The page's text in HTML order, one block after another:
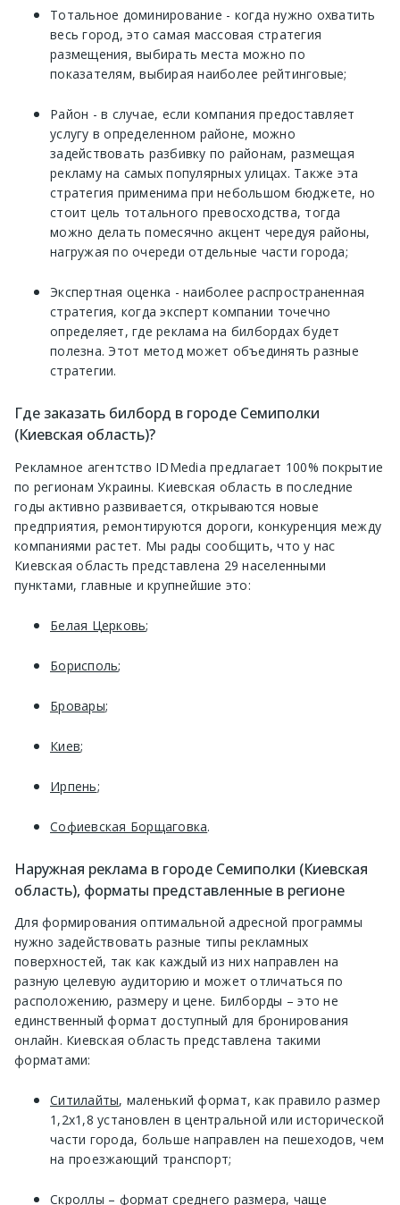
Тотальное доминирование - когда нужно охватить
весь город, это самая массовая стратегия
размещения, выбирать места можно по
показателям, выбирая наиболее рейтинговые;
Район - в случае, если компания предоставляет
услугу в определенном районе, можно
задействовать разбивку по районам, размещая
рекламу на самых популярных улицах. Также эта
стратегия применима при небольшом бюджете, но
стоит цель тотального превосходства, тогда
можно делать помесячно акцент чередуя районы,
нагружая по очереди отдельные части города;
Экспертная оценка - наиболее распространенная
стратегия, когда эксперт компании точечно
определяет, где реклама на билбордах будет
полезна. Этот метод может объединять разные
стратегии.
Где заказать билборд в городе Семиполки
(Киевская область)?
Рекламное агентство IDMedia предлагает 100% покрытие
по регионам Украины. Киевская область в последние
годы активно развивается, открываются новые
предприятия, ремонтируются дороги, конкуренция между
компаниями растет. Мы рады сообщить, что у нас
Киевская область представлена 29 населенными
пунктами, главные и крупнейшие это:
Белая Церковь;
Борисполь;
Бровары;
Киев;
Ирпень;
Софиевская Борщаговка.
Наружная реклама в городе Семиполки (Киевская
область), форматы представленные в регионе
Для формирования оптимальной адресной программы
нужно задействовать разные типы рекламных
поверхностей, так как каждый из них направлен на
разную целевую аудиторию и может отличаться по
расположению, размеру и цене. Билборды – это не
единственный формат доступный для бронирования
онлайн. Киевская область представлена такими
форматами:
Ситилайты, маленький формат, как правило размер
1,2х1,8 установлен в центральной или исторической
части города, больше направлен на пешеходов, чем
на проезжающий транспорт;
Скроллы – формат среднего размера, чаще